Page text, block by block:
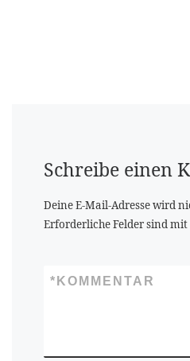
Schreibe einen
Deine E-Mail-Adresse wird
Erforderliche Felder sind mit
KOMMENTAR
*